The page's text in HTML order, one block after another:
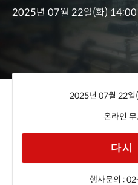
2025년 07월 22일(화)
2025년 07월 22
온라인
다시
행사문의 :